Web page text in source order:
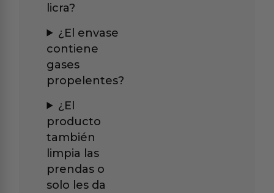
licra?
¿El envase
contiene
gases
propelentes?
¿El
producto
también
limpia las
prendas o
solo les da